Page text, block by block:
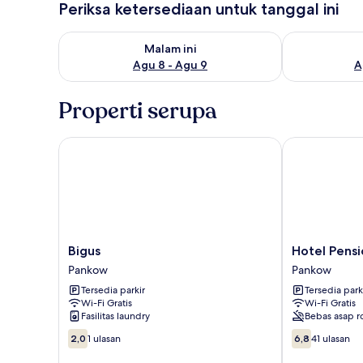
Periksa ketersediaan untuk tanggal ini
Malam ini
Agu 8 - Agu 9
Periksa ketersediaan untuk malam ini Agu 8 - Agu 9
Periksa
Properti serupa
Bigus
Pankow
Bigus
Pankow
Tersedia parkir
Wi-Fi Gratis
Fasilitas laundry
2.0
dari
2,0 1 ulasan
Bigus
Hotel
Pension
Streuhof
Berlin
Pankow
Hotel
Pankow
Tersedia
Wi-Fi Gratis
Bebas asap
6.8
dari
6,8 41 ulasan
Hotel